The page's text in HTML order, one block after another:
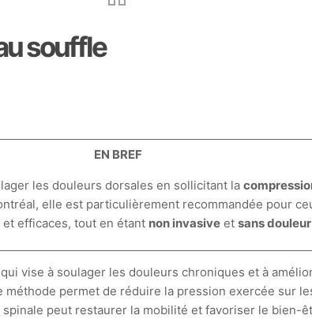
souffle
EN BREF
les douleurs dorsales en sollicitant la
elle est particulièrement recommandée pour
et efficaces, tout en étant non invasiveet sans douleur
vise à soulager les douleurs chroniques et à
permet de réduire la pression exercée sur
peut restaurer la mobilité et favoriser le bien-